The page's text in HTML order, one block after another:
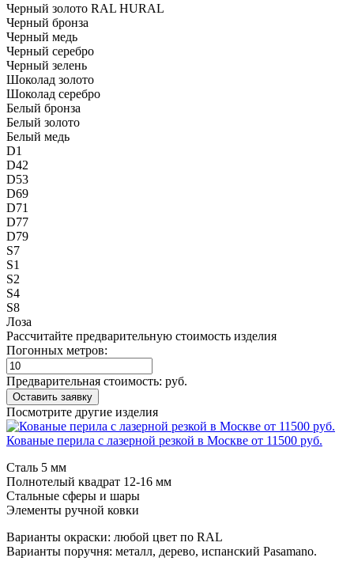
Черный золото RAL HURAL
Черный бронза
Черный медь
Черный серебро
Черный зелень
Шоколад золото
Шоколад серебро
Белый бронза
Белый золото
Белый медь
D1
D42
D53
D69
D71
D77
D79
S7
S1
S2
S4
S8
Лоза
Рассчитайте предварительную стоимость изделия
Погонных метров:
Предварительная стоимость: руб.
Посмотрите другие изделия
Кованые перила с лазерной резкой в Москве от 11500 руб.
Сталь 5 мм
Полнотелый квадрат 12-16 мм
Стальные сферы и шары
Элементы ручной ковки
Варианты окраски: любой цвет по RAL
Варианты поручня: металл, дерево, испанский Pasamano.